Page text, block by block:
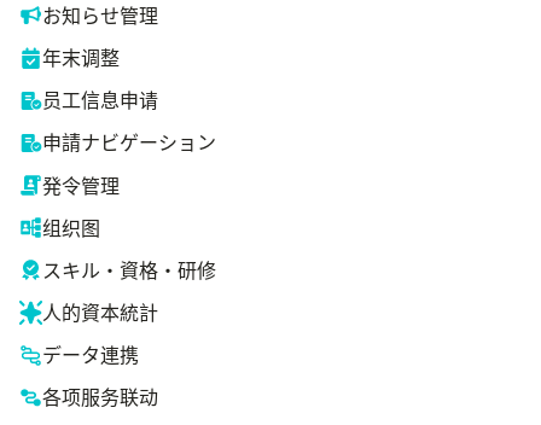
お知らせ管理
年末调整
员工信息申请
申請ナビゲーション
発令管理
组织图
スキル・資格・研修
人的資本統計
データ連携
各项服务联动